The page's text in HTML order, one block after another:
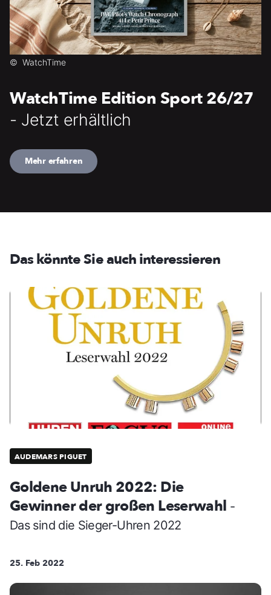
© WatchTime
WatchTime Edition Sport 26/27
- Jetzt erhältlich
Mehr erfahren
Das könnte Sie auch interessieren
AUDEMARS PIGUET
Goldene Unruh 2022: Die
Gewinner der großen Leserwahl -
Das sind die Sieger-Uhren 2022
25. Feb 2022